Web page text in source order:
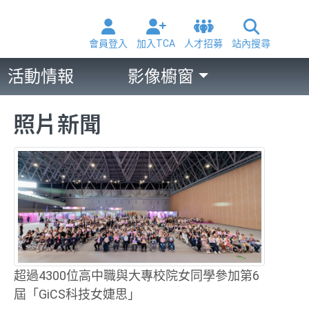
會員登入 加入TCA 人才招募 站內搜尋
活動情報 影像櫥窗
照片新聞
超過4300位高中職與大專校院女同學參加第6
屆「GiCS科技女婕思」